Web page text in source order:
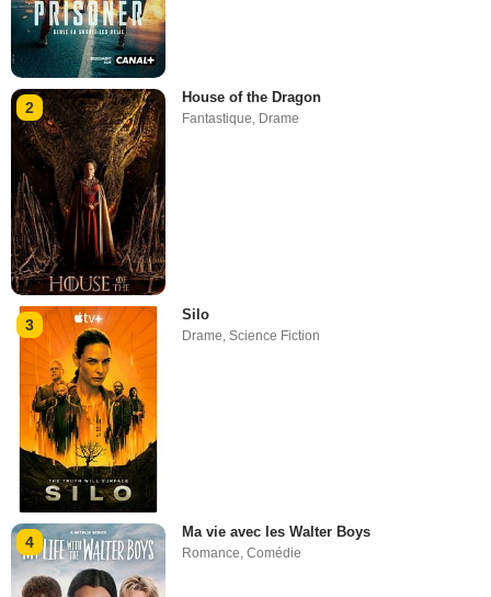
2
House of the Dragon
Fantastique, Drame
3
Silo
Drame,Science Fiction
4
Ma vie avec les Walter Boys
Romance,Comédie